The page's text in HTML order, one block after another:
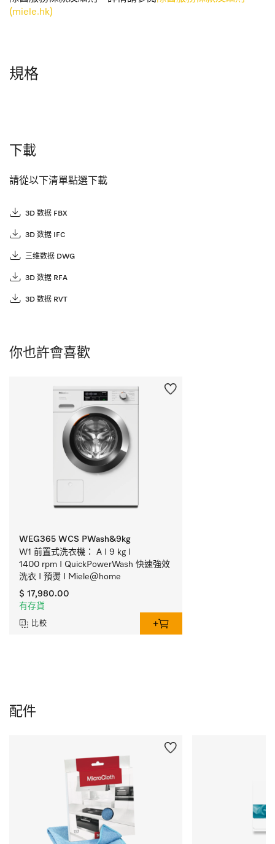
(miele.hk)
規格
下載
請從以下清單點選下載
3D 数据 FBX
3D 数据 IFC
三维数据 DWG
3D 数据 RFA
3D 数据 RVT
你也許會喜歡
WEG365 WCS PWash&9kg
W1 前置式洗衣機： A I 9 kg I
1400 rpm I QuickPowerWash 快速強效
洗衣 I 預燙 I Miele@home
$ 17,980.00
有存貨
比較
配件